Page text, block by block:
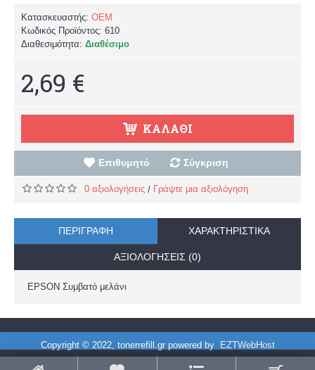
Κατασκευαστής: OEM
Κωδικός Προϊόντος: 610
Διαθεσιμότητα: Διαθέσιμο
2,69 €
ΚΑΛΆΘΙ
Επιθυμητό Σύγκριση
0 αξιολογήσεις / Γράψτε μια αξιολόγηση
ΠΕΡΙΓΡΑΦΉ ΧΑΡΑΚΤΗΡΙΣΤΙΚΆ
ΑΞΙΟΛΟΓΉΣΕΙΣ (0)
EPSON Συμβατό μελάνι
Copyright © 2022, tonerrefill.gr powered by EZTWebHost